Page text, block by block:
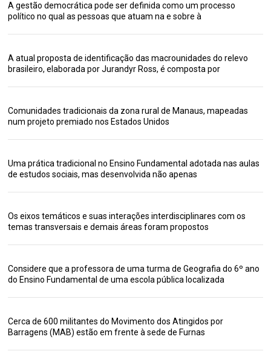
A gestão democrática pode ser definida como um processo
político no qual as pessoas que atuam na e sobre à
A atual proposta de identificação das macrounidades do relevo
brasileiro, elaborada por Jurandyr Ross, é composta por
Comunidades tradicionais da zona rural de Manaus, mapeadas
num projeto premiado nos Estados Unidos
Uma prática tradicional no Ensino Fundamental adotada nas aulas
de estudos sociais, mas desenvolvida não apenas
Os eixos temáticos e suas interações interdisciplinares com os
temas transversais e demais áreas foram propostos
Considere que a professora de uma turma de Geografia do 6º ano
do Ensino Fundamental de uma escola pública localizada
Cerca de 600 militantes do Movimento dos Atingidos por
Barragens (MAB) estão em frente à sede de Furnas